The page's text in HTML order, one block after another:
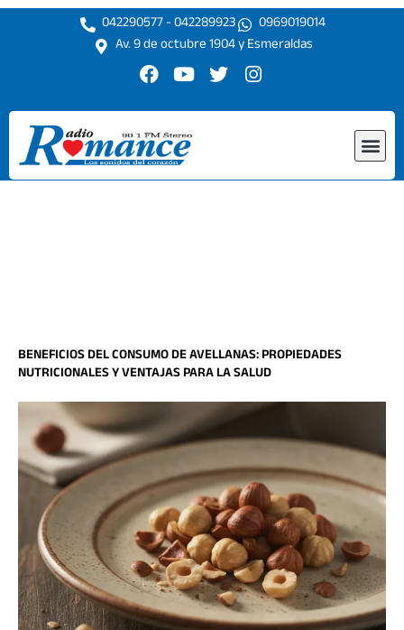
Ir
042290577 - 042289923
0969019014
Av. 9 de octubre 1904 y Esmeraldas
F
c
e
b
o
o
Y
u
t
u
b
e
T
i
r
I
s
r
BENEFICIOS DEL CONSUMO DE AVELLANAS: PROPIEDADES
NUTRICIONALES Y VENTAJAS PARA LA SALUD